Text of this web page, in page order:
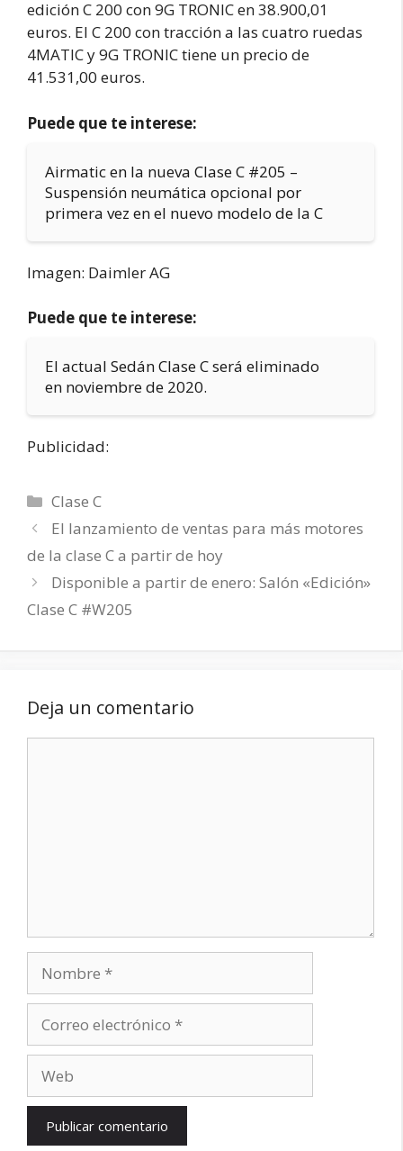
edición C 200 con 9G TRONIC en 38.900,01
euros. El C 200 con tracción a las cuatro ruedas
4MATIC y 9G TRONIC tiene un precio de
41.531,00 euros.
Puede que te interese:
Airmatic en la nueva Clase C #205 –
Suspensión neumática opcional por
primera vez en el nuevo modelo de la C
Imagen: Daimler AG
Puede que te interese:
El actual Sedán Clase C será eliminado
en noviembre de 2020.
Publicidad:
Categorías
Clase C
El lanzamiento de ventas para más motores
de la clase C a partir de hoy
Disponible a partir de enero: Salón «Edición»
Clase C #W205
Deja un comentario
electrónico